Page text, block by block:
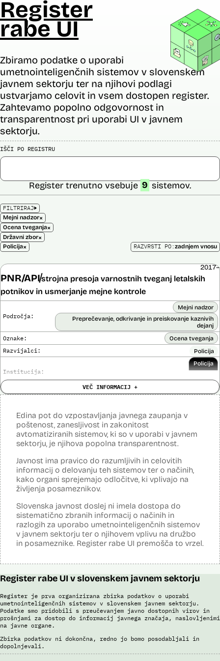
Register
rabe UI
Zbiramo podatke o uporabi
umetnointeligenčnih sistemov v slovenskem
javnem sektorju ter na njihovi podlagi
ustvarjamo celovit in vsem dostopen register.
Zahtevamo popolno odgovornost in
transparentnost pri uporabi UI v javnem
sektorju.
IŠČI PO REGISTRU
FILTRIRAJ
Mejni nadzor×
Ocena tveganja×
Državni zbor×
Policija×
Register trenutno vsebuje 9 sistemov.
RAZVRSTI PO:zadnjem vnosu
PNR/APIstrojna presoja varnostnih tveganj letalskih
potnikov in usmerjanje mejne kontrole
2017–
Področja:
Mejni nadzor
Preprečevanje, odkrivanje in preiskovanje kaznivih
dejanj
Oznake: Ocena tveganja
Razvijalci: Policija
Institucija:
Policija
Cena: Neznana ?
Analiza učinka na osebne podatke opravljena:
Posodobljeno: 3. december 2024
Sistem avtomatizirano zbira, obdeluje, presoja varnostna tveganja ter
evidence potnikov iz sistema rezervacij letalskih vozovnic. Po
avtomatiziranem preverjanju podatkov PNR (Passenger Name
Record) in API (Advanced Passenger Information) v primeru ujemanja
v evidencah policije, SIS in Interpola poda rezultat v obliki "zadetek oz.
ni zadetka" z navedbo sklopa evidenc, v katerih je prišlo do ujemanja,
ter navedbo, ali se ujemanje nanaša na podatke o osebi ali na
podatke o potovalnem dokumentu. V primeru ujemanja poda tudi
podatke, na podlagi katerih je prišlo do ujemanja med preverjenimi
podatki in ocenjevalnimi merili.
Ocenjevalna merila so oblikovana z analitično obdelavo podatkov, pri
čemer se oblikujejo indikatorji tveganja, ki predstavljajo posamezne
predstavljajo specifične potovalne vzorce storilcev terorističnih in
omogočajo usmerjeno delo policije in drugih pristojnih organov na
na utemeljene razloge v posamičnem primeru posreduje podatke
potnikov, prijavljenih na let, oziroma podatke potnikov iz sistema
rezervacij letalskih vozovnic oziroma rezultate njihove obdelave
drugim enotam policije.
pri avtomatizirani obdelavi podatkov ter varnostna tveganja
posamično pregledajo še z neavtomatiziranimi sredstvi.
VEČ INFORMACIJ +
Edina pot do vzpostavljanja javnega zaupanja v
poštenost, zanesljivost in zakonitost
avtomatiziranih sistemov, ki so v uporabi v javnem
sektorju, je njihova popolna transparentnost.
Javnost ima pravico do razumljivih in celovitih
informacij o delovanju teh sistemov ter o načinih,
kako organi sprejemajo odločitve, ki vplivajo na
življenja posameznikov.
Slovenska javnost doslej ni imela dostopa do
sistematično zbranih informacij o načinih in
razlogih za uporabo umetnointeligenčnih sistemov
v javnem sektorju ter o njihovem vplivu na družbo
in posameznike. Register rabe UI premošča to vrzel.
Register rabe UI v slovenskem javnem sektorju
Register je prva organizirana zbirka podatkov o uporabi
umetnointeligenčnih sistemov v slovenskem javnem sektorju.
Podatke smo pridobili s preučevanjem javno dostopnih virov in
prošnjami za dostop do informacij javnega značaja, naslovljenimi
na javne organe.
Zbirka podatkov ni dokončna, redno jo bomo posodabljali in
dopolnjevali.